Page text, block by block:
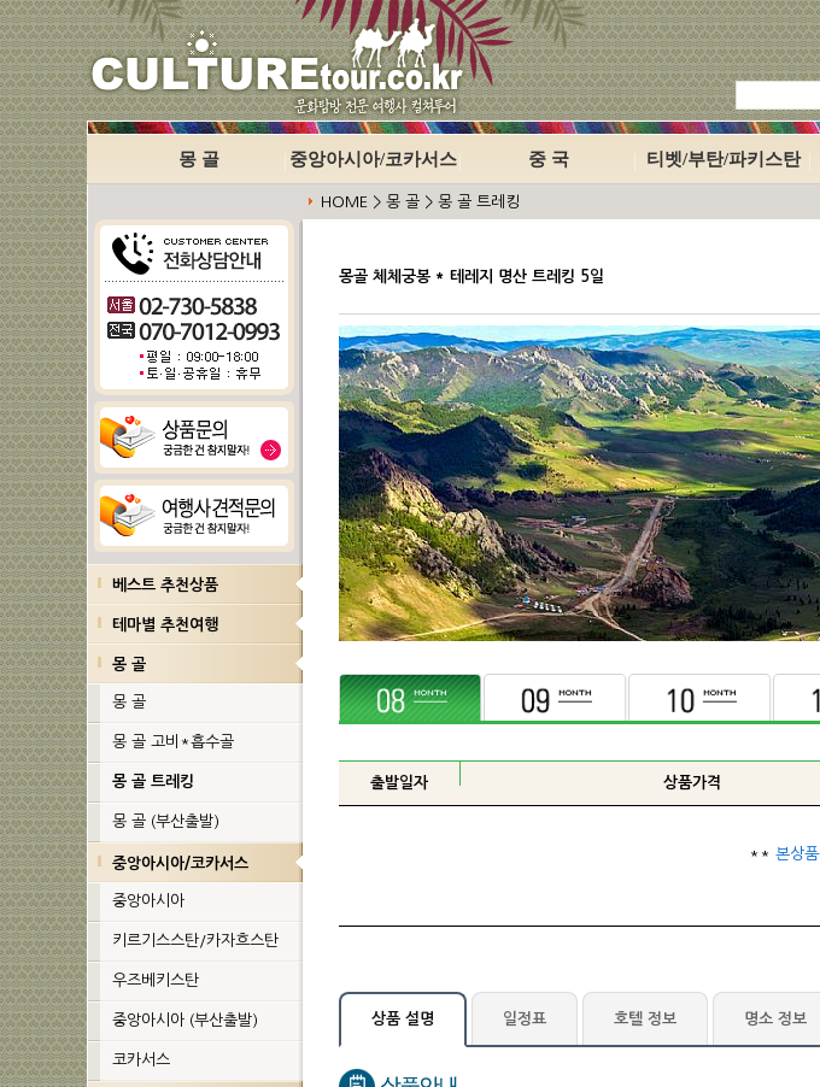
몽 골 중앙아시아/코카서스 중 국 티벳/부탄/파키스탄
HOME > 몽 골 > 몽 골 트레킹
베스트 추천상품
테마별 추천여행
몽 골
몽 골
몽 골 고비*흡수골
몽 골 트레킹
몽 골 (부산출발)
중앙아시아/코카서스
중앙아시아
키르기스스탄/카자흐스탄
우즈베키스탄
중앙아시아 (부산출발)
코카서스
몽골 체체궁봉 * 테레지 명산 트레킹 5일
상품 설명 일정표 호텔 정보 명소 정보